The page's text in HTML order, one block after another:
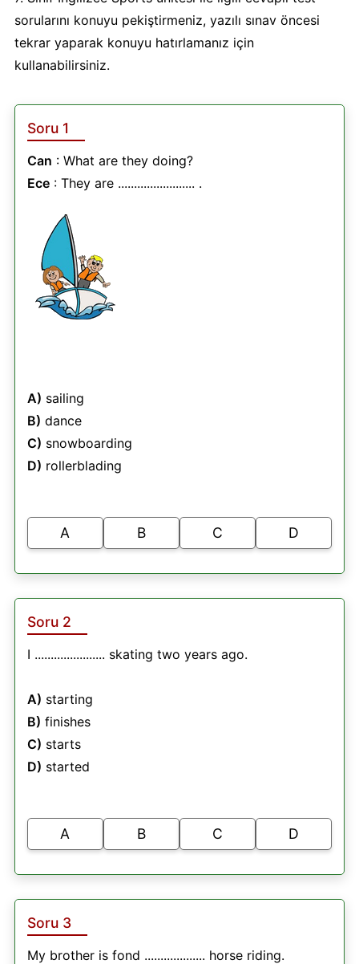
sorularını konuyu pekiştirmeniz, yazılı sınav öncesi
tekrar yaparak konuyu hatırlamanız için
kullanabilirsiniz.
Soru 1
Can : What are they doing?
Ece: They are ........................ .
A) sailing
B) dance
C) snowboarding
D) rollerblading
A B C D
Soru 2
I ...................... skating two years ago.
A) starting
B) finishes
C) starts
D) started
A B C D
Soru 3
My brother is fond ................... horse riding.